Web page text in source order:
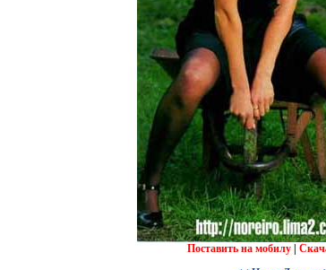
Поставить на мобилу